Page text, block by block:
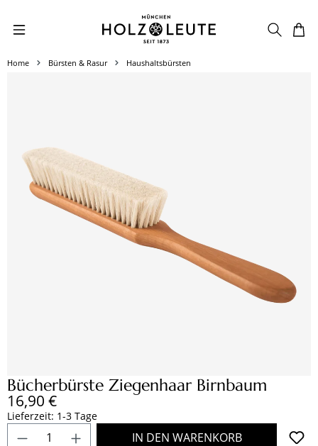
Zum Hauptinhalt springen
Home Bürsten & Rasur Haushaltsbürsten
Bücherbürste Ziegenhaar Birnbaum
Regulärer Preis:
16,90 €
Lieferzeit: 1-3 Tage
Produkt Anzahl: Gib den gewünschten
IN DEN WARENKORB